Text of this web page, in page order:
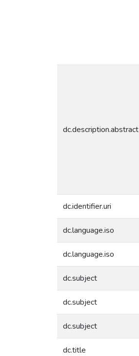
dc.description.abstract
dc.identifier.uri
dc.language.iso
dc.language.iso
dc.subject
dc.subject
dc.subject
dc.title